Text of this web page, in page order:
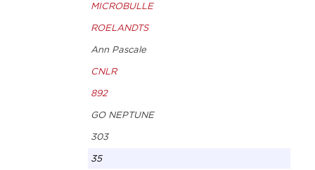
MICROBULLE
ROELANDTS
Ann Pascale
CNLR
892
GO NEPTUNE
303
35